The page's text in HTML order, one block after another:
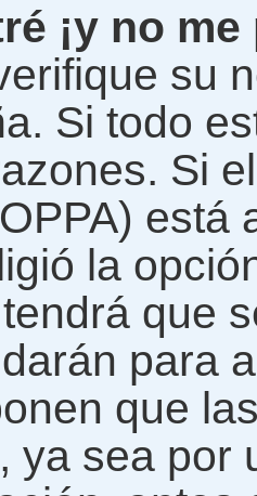
¡y no
su
Si todo
Si
está
la
que
para
que
ya sea por